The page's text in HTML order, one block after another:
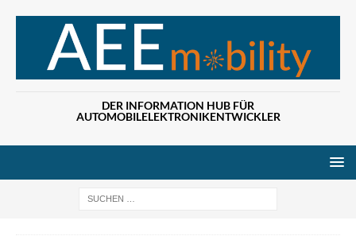
DER INFORMATION HUB FÜR
AUTOMOBILELEKTRONIKENTWICKLER